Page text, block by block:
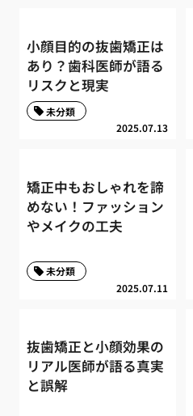
小顔目的の抜歯矯正は
あり？歯科医師が語る
リスクと現実
2025.07.13
未分類
矯正中もおしゃれを諦
めない！ファッション
やメイクの工夫
2025.07.11
未分類
抜歯矯正と小顔効果の
リアル医師が語る真実
と誤解